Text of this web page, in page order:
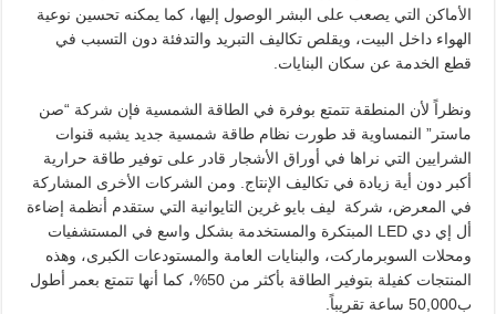
الأماكن التي يصعب على البشر الوصول إليها، كما يمكنه تحسين نوعية
الهواء داخل البيت، ويقلص تكاليف التبريد والتدفئة دون التسبب في
قطع الخدمة عن سكان البنايات.
ونظراً لأن المنطقة تتمتع بوفرة في الطاقة الشمسية فإن شركة “صن
ماستر” النمساوية قد طورت نظام طاقة شمسية جديد يشبه قنوات
الشرايين التي نراها في أوراق الأشجار قادر على توفير طاقة حرارية
أكبر دون أية زيادة في تكاليف الإنتاج. ومن الشركات الأخرى المشاركة
في المعرض، شركة ليف بايو غرين التايوانية التي ستقدم أنظمة إضاءة
أل إي دي LED المبتكرة والمستخدمة بشكل واسع في المستشفيات
ومحلات السوبرماركت، والبنايات العامة والمستودعات الكبرى، وهذه
المنتجات كفيلة بتوفير الطاقة بأكثر من 50%، كما أنها تتمتع بعمر أطول
ب50,000 ساعة تقريباً.